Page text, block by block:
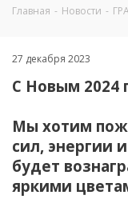
Главная - Новости -
27 декабря 2023
С Новым 2024
Мы хотим
сил, энергии
будет
яркими